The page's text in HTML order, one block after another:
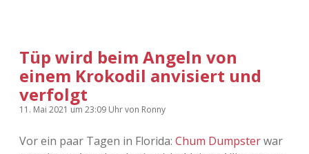
Tüp wird beim Angeln von
einem Krokodil anvisiert und
verfolgt
11. Mai 2021 um 23:09 Uhrvon Ronny
Vor ein paar Tagen in Florida: Chum Dumpsterwar